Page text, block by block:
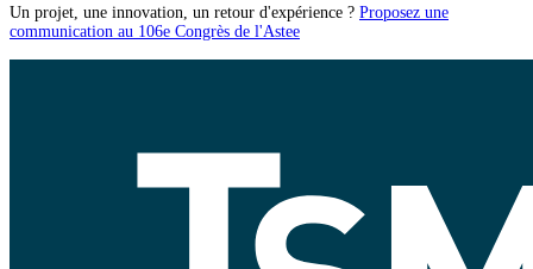
Un projet, une innovation, un retour d'expérience ? Proposez une
communication au 106e Congrès de l'Astee